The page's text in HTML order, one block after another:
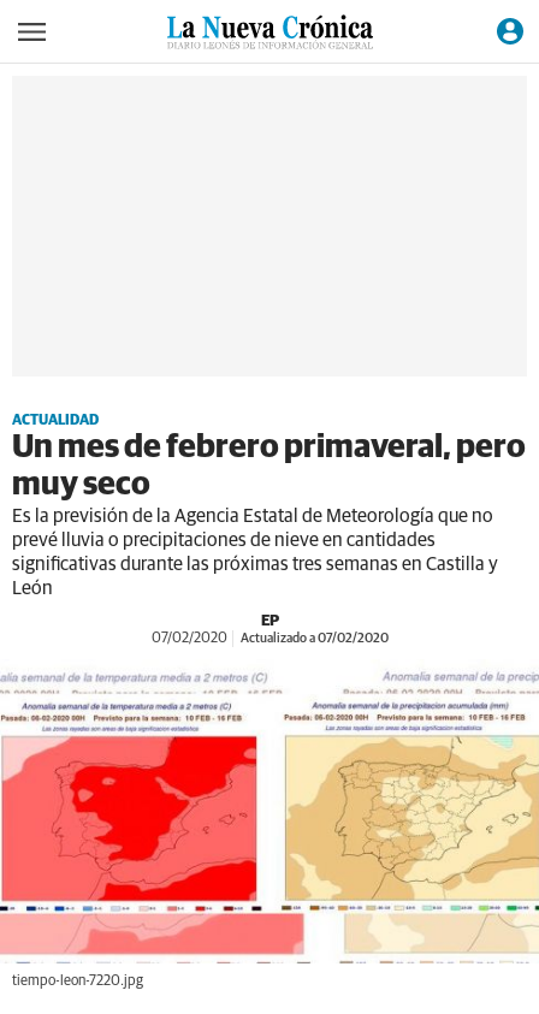
ACTUALIDAD
Un mes de febrero primaveral, pero
muy seco
Es la previsión de la Agencia Estatal de Meteorología que no
prevé lluvia o precipitaciones de nieve en cantidades
significativas durante las próximas tres semanas en Castilla y
León
EP
07/02/2020 Actualizado a 07/02/2020
tiempo-leon-7220.jpg